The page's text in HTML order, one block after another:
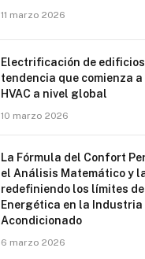
11 marzo 2026
Electrificación de
tendencia que comienza
HVAC a nivel global
10 marzo 2026
La Fórmula del Confort
el Análisis Matemático y
redefiniendo los límites
Energética en la Industria
Acondicionado
6 marzo 2026